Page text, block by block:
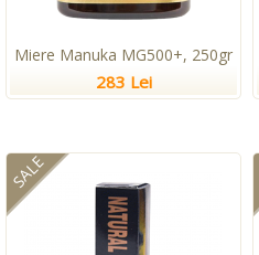
Miere Manuka MG500+, 250gr
283 Lei
SALE